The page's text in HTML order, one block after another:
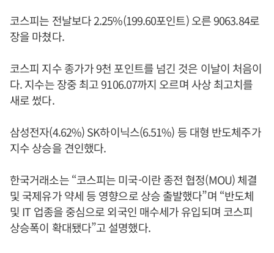
코스피는 전날보다 2.25%(199.60포인트) 오른 9063.84로
장을 마쳤다.
코스피 지수 종가가 9천 포인트를 넘긴 것은 이날이 처음이
다. 지수는 장중 최고 9106.07까지 오르며 사상 최고치를
새로 썼다.
삼성전자(4.62%) SK하이닉스(6.51%) 등 대형 반도체주가
지수 상승을 견인했다.
한국거래소는 “코스피는 미국-이란 종전 협정(MOU) 체결
및 국제유가 약세 등 영향으로 상승 출발했다”며 “반도체
및 IT 업종을 중심으로 외국인 매수세가 유입되며 코스피
상승폭이 확대됐다”고 설명했다.